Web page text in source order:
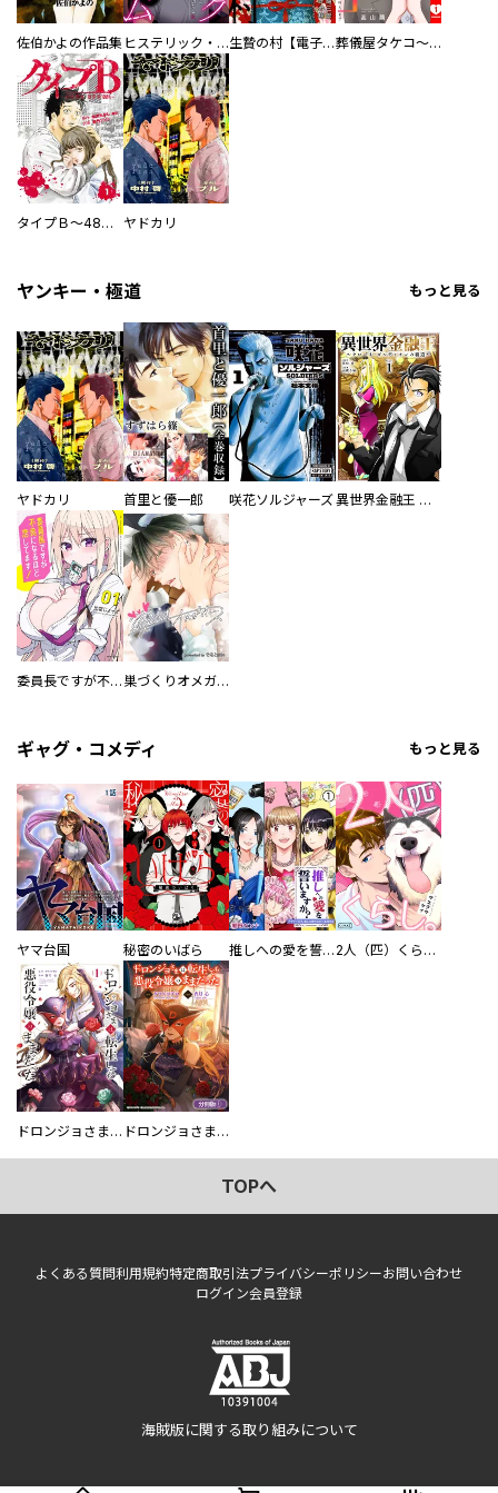
佐伯かよの作品集 ヒステリック・ハーレム～搾られる男と堕ちる女～【電子単行本版】 生贄の村【電子単行本版】 葬儀屋タケコ～あなたの最期、叶えます【電子単行本版】
タイプＢ～48時間後、致死率100％～【単話】 ヤドカリ
ヤンキー・極道 もっと見る
ヤドカリ 首里と優一郎 咲花ソルジャーズ 異世界金融王 ～クローネ・ゴルディオンの覇道～
委員長ですが不良になるほど恋してます！ 巣づくりオメガバース
ギャグ・コメディ もっと見る
ヤマ台国 秘密のいばら 推しへの愛を誓いますか？～アラサー女子、推しは逃げぬが人生逃げる～ 2人（匹）くらし。
ドロンジョさまは転生しても悪役令嬢のままだった ドロンジョさまは転生しても悪役令嬢のままだった【分冊版】
TOPへ
よくある質問利用規約特定商取引法プライバシーポリシーお問い合わせ
ログイン会員登録
海賊版に関する取り組みについて